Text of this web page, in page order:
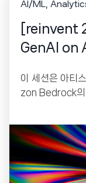
AI/ML
[reinvent
GenAI on
이 세션은 아티
zon Bedrock의
성, 스타일 일관
D 모델로 변환
얼라이제이션
프로토타이핑을